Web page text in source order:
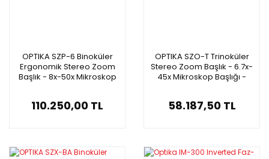
OPTIKA SZP-6 Binoküler
Ergonomik Stereo Zoom
Başlık - 8x-50x Mikroskop
110.250,00 TL
OPTIKA SZO-T Trinoküler
Stereo Zoom Başlık - 6.7x-
45x Mikroskop Başlığı -
58.187,50 TL